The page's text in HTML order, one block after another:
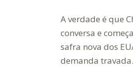
A verdade é que
conversa e
safra nova dos
demanda travada.